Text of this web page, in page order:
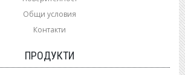
Общи условия
Контакти
ПРОДУКТИ